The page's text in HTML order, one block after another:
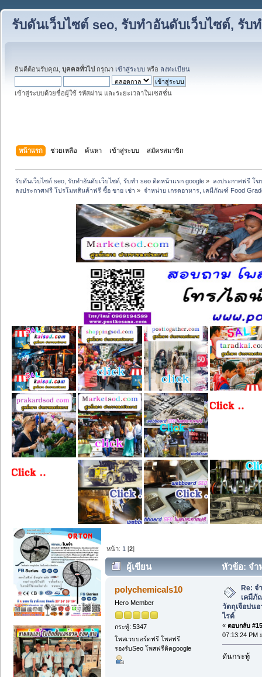
รับดันเว็บไซต์ seo, รับทำอันดับเว็บไซต์, รับ
ยินดีต้อนรับคุณ, บุคคลทั่วไป กรุณา เข้าสู่ระบบ หรือ ลงทะเบียน
เข้าสู่ระบบด้วยชื่อผู้ใช้ รหัสผ่าน และระยะเวลาในเซสชั่น
หน้าแรก ช่วยเหลือ ค้นหา เข้าสู่ระบบ สมัครสมาชิก
รับดันเว็บไซต์ seo, รับทำอันดับเว็บไซต์, รับทำ seo ติดหน้าแรก google » ลงประกาศฟรี โ
ลงประกาศฟรี โปรโมทสินค้าฟรี ซื้อ ขาย เช่า » จำหน่าย เกรดอาหาร, เคมีภัณฑ์ Food
หน้า: 1 [2]
ผู้เขียน
หัวข้อ: จำ
วัตถุเจือปนอาหาร แอมโมเนียมคลอไรด์
polychemicals10
Hero Member
กระทู้: 5347
โพสเวบบอร์ดฟรี โพสฟรี
รองรับSeo โพสฟรีติดgoogle
Re: จ
เคมีภั
วัตถุเจือปน
ไรด์
« ตอบกลับ
07:13:24 PM
ดันกระทู้